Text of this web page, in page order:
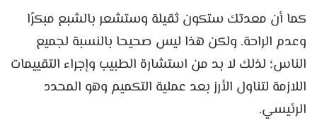
كما أن معدتك ستكون ثقيلة وستشعر بالشبع مبكرًا
وعدم الراحة. ولكن هذا ليس صحيحا بالنسبة لجميع
الناس؛ لذلك لا بد من استشارة الطبيب وإجراء التقييمات
اللازمة لتناول الأرز بعد عملية التكميم وهو المحدد
الرئيسي.